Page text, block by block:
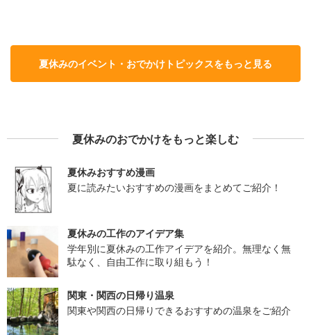
夏休みのイベント・おでかけトピックスをもっと見る
夏休みのおでかけをもっと楽しむ
夏休みおすすめ漫画
夏に読みたいおすすめの漫画をまとめてご紹介！
夏休みの工作のアイデア集
学年別に夏休みの工作アイデアを紹介。無理なく無
駄なく、自由工作に取り組もう！
関東・関西の日帰り温泉
関東や関西の日帰りできるおすすめの温泉をご紹介